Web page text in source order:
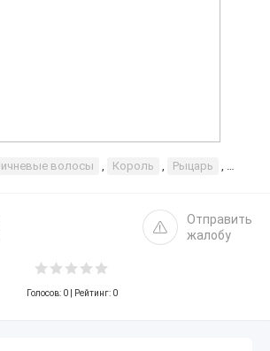
волосы , Король , Рыцарь ,
Отправить
жалобу
Голосов: 0| Рейтинг: 0